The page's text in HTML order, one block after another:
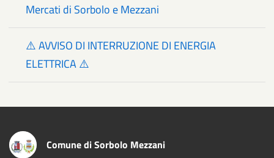
Mercati di Sorbolo e Mezzani
⚠️ AVVISO DI INTERRUZIONE DI ENERGIA
ELETTRICA ⚠️
Comune di Sorbolo Mezzani